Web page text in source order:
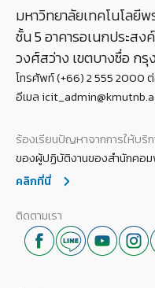
มหาวิทยาลัยเทคโนโลยีพ
ชั้น 5 อาคารอเนกประสง
วงศ์สว่าง เขตบางซื่อ ก
โทรศัพท์ (+66) 2 555 2000
อีเมล
ร้องเรียนปัญหาจากการให้บริ
ของผู้ปฏิบัติงานของสำนักคอ
คลิกที่นี่
ติดตามเรา